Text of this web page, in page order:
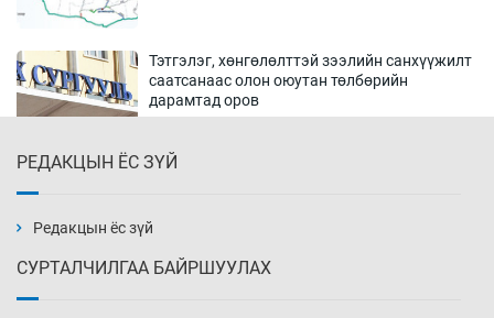
Тэтгэлэг, хөнгөлөлттэй зээлийн санхүүжилт
саатсанаас олон оюутан төлбөрийн
дарамтад оров
18 цаг 47 мин
РЕДАКЦЫН ЁС ЗҮЙ
Редакцын ёс зүй
СУРТАЛЧИЛГАА БАЙРШУУЛАХ